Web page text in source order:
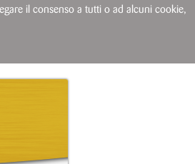
il consenso a tutti o ad alcuni cookie,